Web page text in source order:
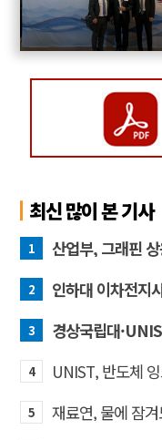
최신 많이 본 기사
1
2
3 경상국립대
4
5 재료연, 물에 잠